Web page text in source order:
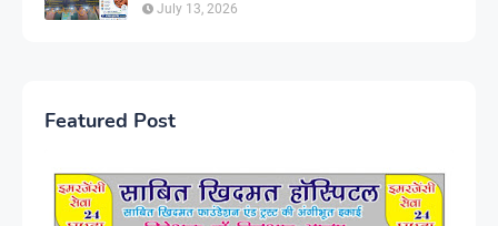
July 13, 2026
Featured Post